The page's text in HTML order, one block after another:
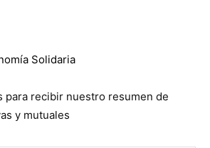
Solidaria
para recibir nuestro resumen de
y mutuales